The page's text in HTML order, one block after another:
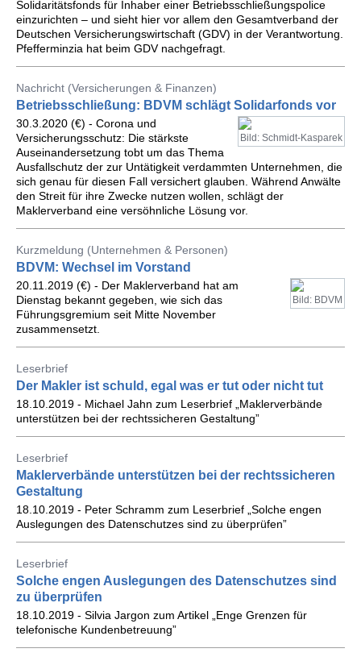
Solidaritätsfonds für Inhaber einer Betriebsschließungspolice
einzurichten – und sieht hier vor allem den Gesamtverband der
Deutschen Versicherungswirtschaft (GDV) in der Verantwortung.
Pfefferminzia hat beim GDV nachgefragt.
Nachricht (Versicherungen & Finanzen)
Betriebsschließung: BDVM schlägt Solidarfonds vor
Bild: Schmidt-Kasparek
30.3.2020 (€) - Corona und
Versicherungsschutz: Die stärkste
Auseinandersetzung tobt um das Thema
Ausfallschutz der zur Untätigkeit verdammten Unternehmen, die
sich genau für diesen Fall versichert glauben. Während Anwälte
den Streit für ihre Zwecke nutzen wollen, schlägt der
Maklerverband eine versöhnliche Lösung vor.
Kurzmeldung (Unternehmen & Personen)
BDVM: Wechsel im Vorstand
Bild: BDVM
20.11.2019 (€) - Der Maklerverband hat am
Dienstag bekannt gegeben, wie sich das
Führungsgremium seit Mitte November
zusammensetzt.
Leserbrief
Der Makler ist schuld, egal was er tut oder nicht tut
18.10.2019 - Michael Jahn zum Leserbrief „Maklerverbände
unterstützen bei der rechtssicheren Gestaltung”
Leserbrief
Maklerverbände unterstützen bei der rechtssicheren
Gestaltung
18.10.2019 - Peter Schramm zum Leserbrief „Solche engen
Auslegungen des Datenschutzes sind zu überprüfen”
Leserbrief
Solche engen Auslegungen des Datenschutzes sind
zu überprüfen
18.10.2019 - Silvia Jargon zum Artikel „Enge Grenzen für
telefonische Kundenbetreuung”